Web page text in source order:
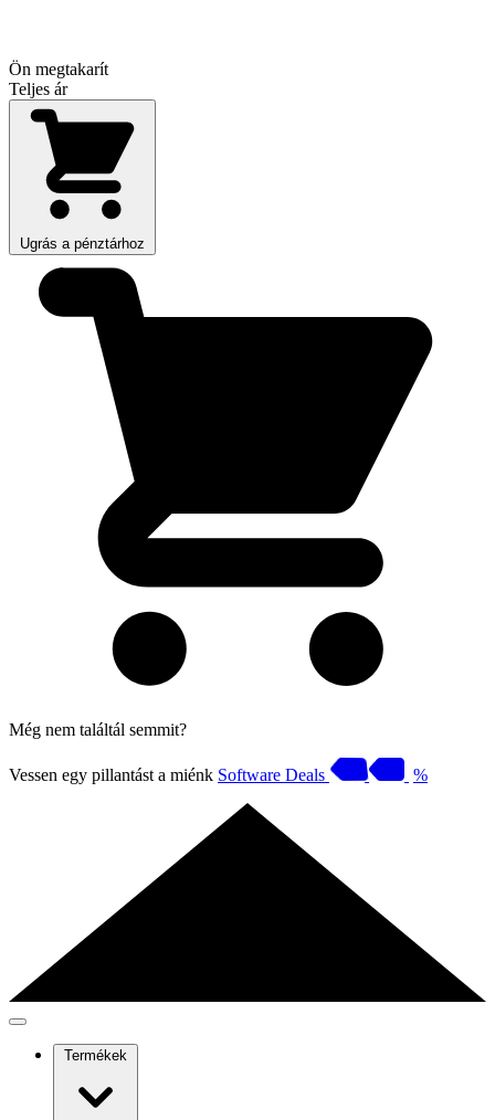
Ön megtakarít
Teljes ár
Ugrás a pénztárhoz
Még nem találtál semmit?
Vessen egy pillantást a miénk Software Deals %
Termékek